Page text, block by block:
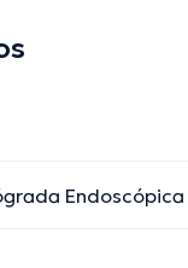
Endoscópica